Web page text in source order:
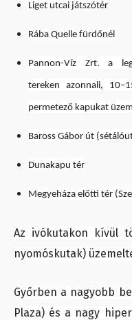
Liget utcai játszótér
Rába Quelle fürdőnél
Pannon-Víz Zrt. a
tereken azonnali,
permetező kapukat
Baross Gábor út
Dunakapu tér
Megyeháza előtti tér
Az ivókutakon kívül
nyomóskutak)
Győrben a nagyobb
Plaza) és a nagy